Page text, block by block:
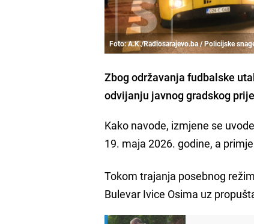
Foto: A.K./Radiosarajevo.ba / Policijske
Zbog održavanja fudbalske
odvijanju javnog gradskog
Kako navode, izmjene se
19. maja 2026. godine, a
Tokom trajanja posebnog
Bulevar Ivice Osima uz